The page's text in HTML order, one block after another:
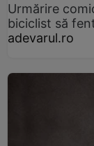
Urmărire
biciclist să
adevarul.ro